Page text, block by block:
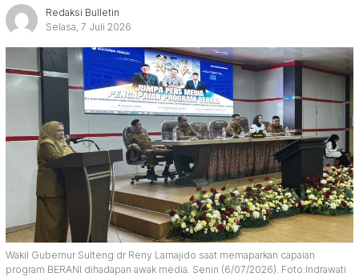
Redaksi Bulletin
Selasa, 7 Juli 2026
Wakil Gubernur Sulteng dr Reny Lamajido saat memaparkan capaian
program BERANI dihadapan awak media. Senin (6/07/2026). Foto:Indrawati